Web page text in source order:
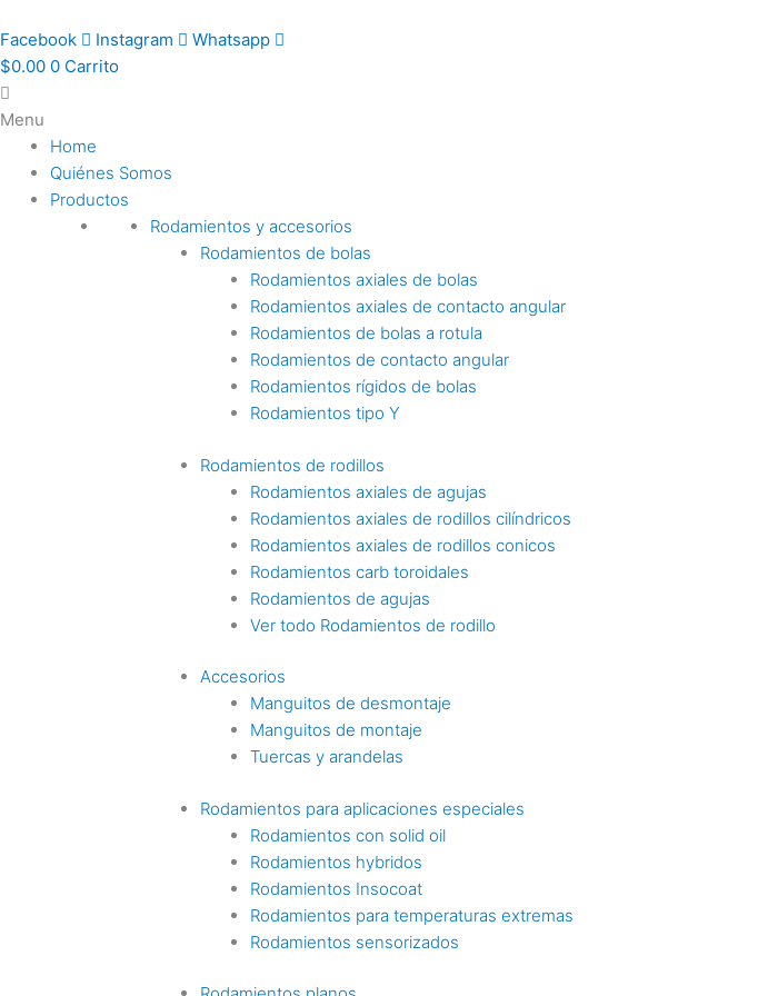
al
contenido
Facebook Instagram
Whatsapp
$0.00 0 Carrito
Menu
Home
Quiénes Somos
Productos
Rodamientos y accesorios
Rodamientos de bolas
Rodamientos axiales de bolas
Rodamientos axiales de contacto angular
Rodamientos de bolas a rotula
Rodamientos de contacto angular
Rodamientos rígidos de bolas
Rodamientos tipo Y
Rodamientos de rodillos
Rodamientos axiales de agujas
Rodamientos axiales de rodillos cilíndricos
Rodamientos axiales de rodillos conicos
Rodamientos carb toroidales
Rodamientos de agujas
Ver todo Rodamientos de rodillo
Accesorios
Manguitos de desmontaje
Manguitos de montaje
Tuercas y arandelas
Rodamientos para aplicaciones especiales
Rodamientos con solid oil
Rodamientos hybridos
Rodamientos Insocoat
Rodamientos para temperaturas extremas
Rodamientos sensorizados